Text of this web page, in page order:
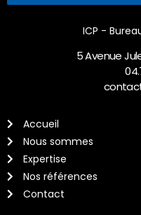
ICP -
5 Avenue
Accueil
Nous sommes
Expertise
Nos références
Contact